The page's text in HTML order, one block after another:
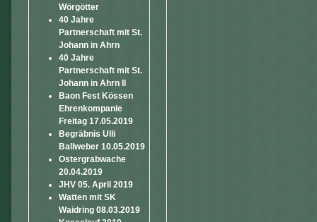
Wörgötter
40 Jahre
Partnerschaft mit St.
Johann in Ahrn
40 Jahre
Partnerschaft mit St.
Johann in Ahrn II
Baon Fest Kössen
Ehrenkompanie
Freitag 17.05.2019
Begräbnis Ulli
Ballweber 10.05.2019
Ostergrabwache
20.04.2019
JHV 05. April 2019
Watten mit SK
Waidring 08.03.2019